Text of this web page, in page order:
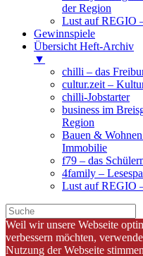
der Region
Lust auf REGIO
Gewinnspiele
Übersicht Heft-Archiv
▼
chilli – das
cultur.zeit –
chilli-Jobstarter
business im
Region
Bauen &
Immobilie
f79 – das
4family –
Lust auf REGIO
Weil wir unsere Webseite
verbessern möchten,
Nutzung der Webseite